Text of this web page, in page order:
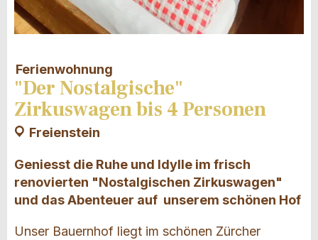
Ferienwohnung
"Der Nostalgische"
Zirkuswagen bis 4 Personen
Freienstein
Geniesst die Ruhe und Idylle im frisch
renovierten "Nostalgischen Zirkuswagen"
und das Abenteuer auf unserem schönen Hof
Unser Bauernhof liegt im schönen Zürcher